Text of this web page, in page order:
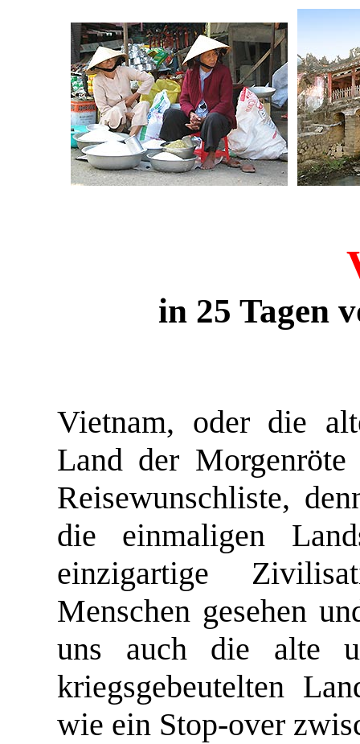
in 25 Tagen
Vietnam, oder die
Land der
Reisewunschliste,
die einmaligen
einzigartige
Menschen gesehen
uns auch die alte
kriegsgebeutelten
wie ein Stop-over